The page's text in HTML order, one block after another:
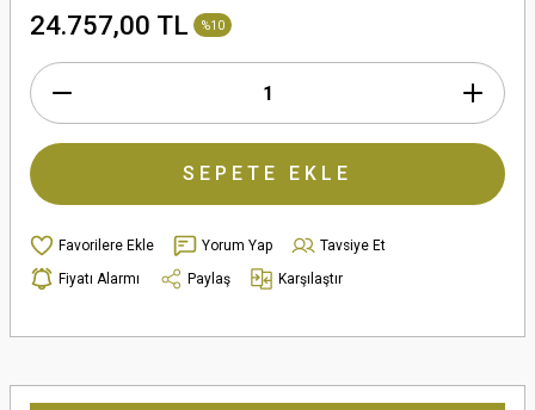
24.757,00 TL %10
SEPETE EKLE
Yorum Yap
Tavsiye Et
Fiyatı Alarmı
Paylaş Karşılaştır